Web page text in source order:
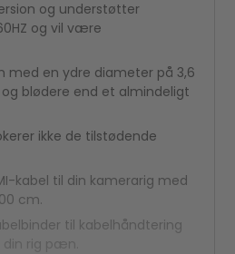
og understøtter
og vil være
med en ydre diameter på 3,6
blødere end et almindeligt
ikke de tilstødende
kabel til din kamerarig med
cm.
til kabelhåndtering
rig pæn.